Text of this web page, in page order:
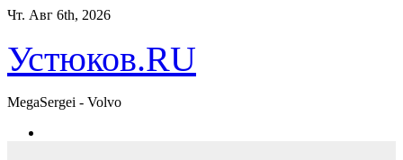
Перейти
содержимому
Чт. Авг 6th, 2026
Устюков.RU
MegaSergei - Volvo